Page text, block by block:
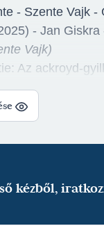
- Szente Vajk -
- Jan
Vajk)
Az ackroyd-
Blunt,
Oscar (2024/
László
(2023/
egy
A tehetséges
kézből,